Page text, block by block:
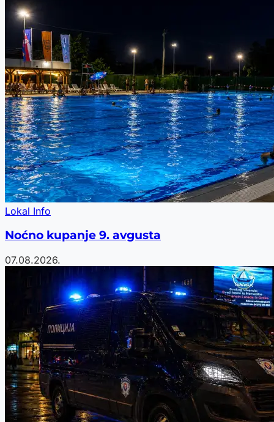
Lokal Info
Noćno kupanje 9. avgusta
07.08.2026.